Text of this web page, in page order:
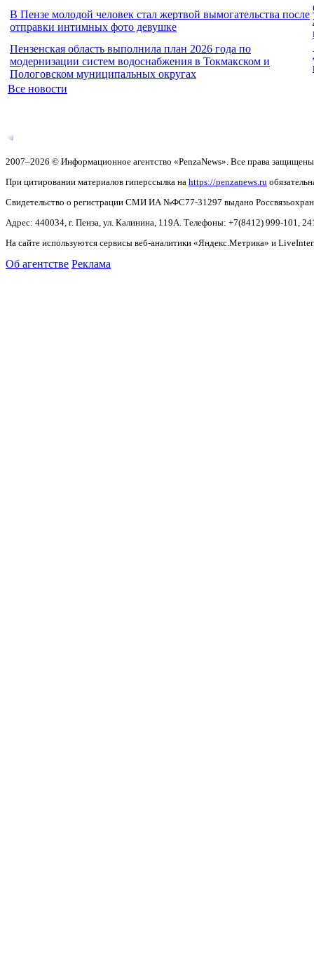
В Пензе молодой человек стал жертвой вымогательства после
отправки интимных фото девушке
Пензенская область выполнила план 2026 года по
модернизации систем водоснабжения в Токмакском и
Пологовском муниципальных округах
Все новости
2007–2026 © Информационное агентство «PenzaNews». Все права
При цитировании материалов гиперссылка на https://penzanews.ru
Свидетельство о регистрации СМИ ИА №ФС77-31297 выдано
Адрес: 440034, г. Пенза, ул. Калинина, 119А. Телефоны: +7(8412) 999-101,
На сайте используются сервисы веб-аналитики «Яндекс.Метрика» и
Об агентстве Реклама